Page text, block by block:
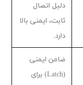
دلیل اتصال
ثابت، ایمنی بالا
دارد.
ضامن ایمنی
(
Latch) برای